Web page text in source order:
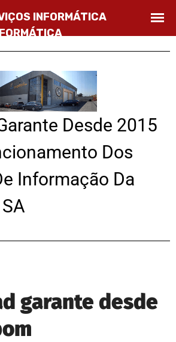
Desde 2015
Dos
Informação Da
garante desde